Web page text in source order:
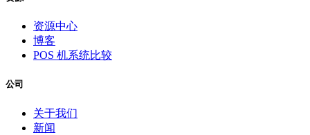
资源中心
博客
POS 机系统比较
公司
关于我们
新闻